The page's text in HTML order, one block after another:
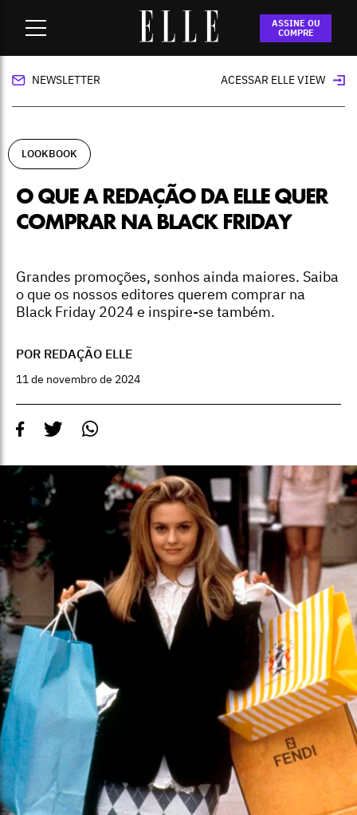
ASSINE OU
COMPRE
O que a redação da ELLE quer comprar na
Black Friday
NEWSLETTER ACESSAR ELLE VIEW
LOOKBOOK
O QUE A REDAÇÃO DA ELLE QUER
COMPRAR NA BLACK FRIDAY
Grandes promoções, sonhos ainda maiores. Saiba
o que os nossos editores querem comprar na
Black Friday 2024 e inspire-se também.
POR REDAÇÃO ELLE
11 de novembro de 2024